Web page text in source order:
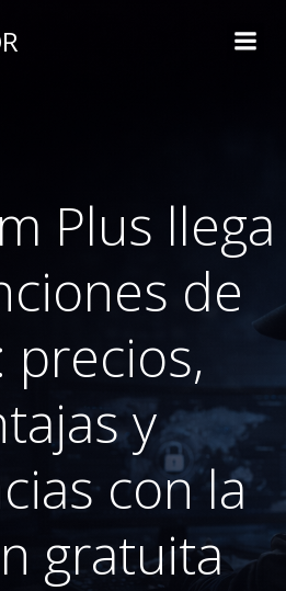
Plus llega
de
precios,
y
con la
gratuita